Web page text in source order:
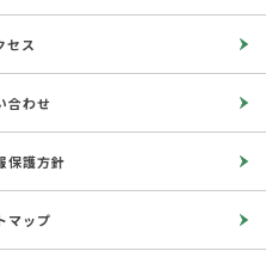
セス
合わせ
保護方針
マップ